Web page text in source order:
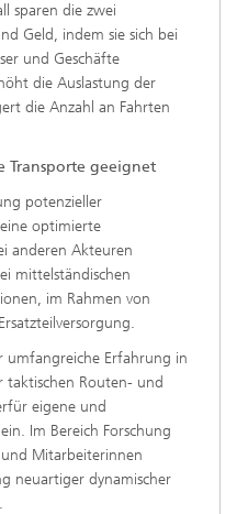
sparen die zwei
Geld, indem sie sich bei
und Geschäfte
die Auslastung der
die Anzahl an Fahrten
Transporte geeignet
potenzieller
optimierte
anderen Akteuren
mittelständischen
im Rahmen von
umfangreiche Erfahrung in
Routen- und
eigene und
Im Bereich Forschung
Mitarbeiterinnen
neuartiger dynamischer